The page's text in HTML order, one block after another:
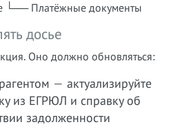
└── Платёжные документы
досье
Оно должно обновляться:
— актуализируйте
из ЕГРЮЛ и справку об
задолженности